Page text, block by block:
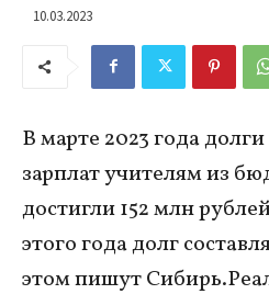
10.03.2023
В марте 2023 года
зарплат учителям из
достигли 152 млн
этого года долг
этом пишут